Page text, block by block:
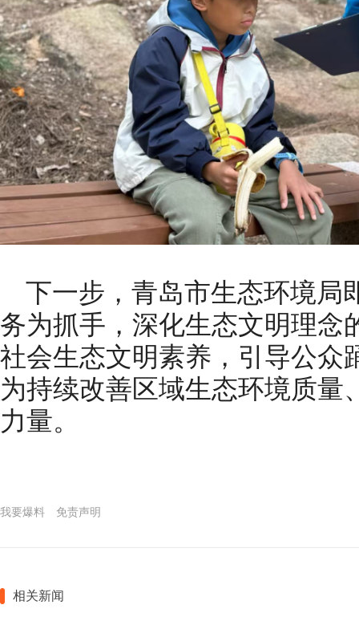
下一步，青岛市生态环境局
务为抓手，深化生态文明理念
社会生态文明素养，引导公众
为持续改善区域生态环境质量
力量。
我要爆料 免责声明
相关新闻